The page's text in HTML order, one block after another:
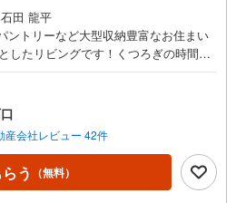
石田 龍平
ントリーなど大型収納豊富なお住まい
したリビングです！くつろぎの時間を
ーーーYahoo！ 不動産キャンペーン対
で物件を成約するとPayPayボーナスラ
！ 不動産 物件ご成約キャンペー
す。「資料をもらう」「見学予約をす
い合わせください。※必ずYahoo！ JAP
てください。※PayPayボーナスライト
産会社レビュー 42件
う （無料）